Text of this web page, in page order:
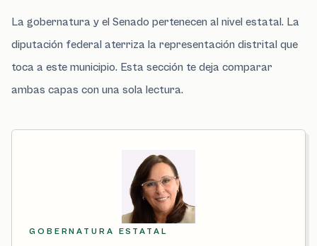
La gobernatura y el Senado pertenecen al nivel estatal. La
diputación federal aterriza la representación distrital que
toca a este municipio. Esta sección te deja comparar
ambas capas con una sola lectura.
GOBERNATURA ESTATAL